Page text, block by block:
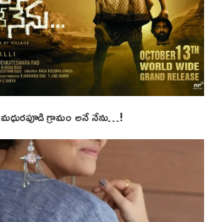
మధురపూడి గ్రామం అనే నేను…!